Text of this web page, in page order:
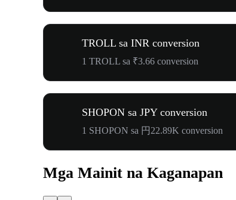
TROLL sa INR conversion
1 TROLL sa ₹3.66 conversion
SHOPON sa JPY conversion
1 SHOPON sa 円22.89K conversion
Mga Mainit na Kaganapan